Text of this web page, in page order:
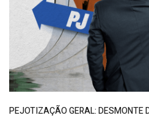
PEJOTIZAÇÃO GERAL: DESMONTE